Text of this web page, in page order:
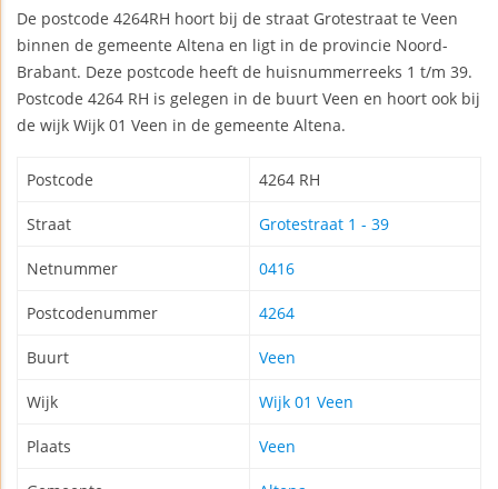
De postcode 4264RH hoort bij de straat Grotestraat te Veen
binnen de gemeente Altena en ligt in de provincie Noord-
Brabant. Deze postcode heeft de huisnummerreeks 1 t/m 39.
Postcode 4264 RH is gelegen in de buurt Veen en hoort ook bij
de wijk Wijk 01 Veen in de gemeente Altena.
Postcode 4264 RH
Straat Grotestraat 1 - 39
Netnummer 0416
Postcodenummer 4264
Buurt Veen
Wijk Wijk 01 Veen
Plaats Veen